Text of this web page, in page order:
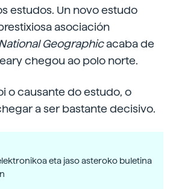
estudos. Un novo estudo
asociación
Geographicacaba de
chegou ao polo norte.
o causante do estudo, o
a ser bastante decisivo.
eta jaso asteroko buletina